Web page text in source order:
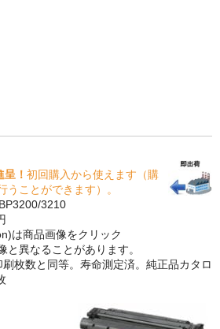
費削減
価
び方
！ 初回購入から使えます（購
うことができます）。
3210
は商品画像をクリック
異なることがあります。
枚数と同等。寿命測定済。純正品カタロ